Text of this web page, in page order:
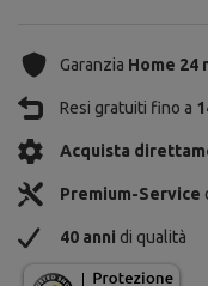
Garanzia Home 24
Resi gratuiti fino a
Acquista
Premium-Service
40 anni di qualità